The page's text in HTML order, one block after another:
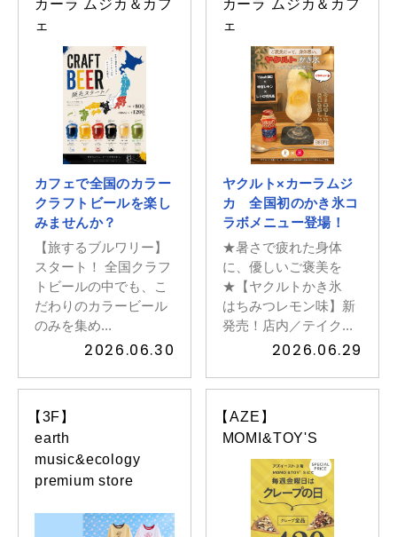
カーラ ムジカ＆カフ
ェ
カフェで全国のカラー
クラフトビールを楽し
みませんか？
【旅するブルワリー】
スタート！ 全国クラフ
トビールの中でも、こ
だわりのカラービール
のみを集め...
2026.06.30
カーラ ムジカ＆カフ
ェ
ヤクルト×カーラムジ
カ 全国初のかき氷コ
ラボメニュー登場！
★暑さで疲れた身体
に、優しいご褒美を
★【ヤクルトかき氷
はちみつレモン味】新
発売！店内／テイク...
2026.06.29
【3F】
earth
music&ecology
premium store
【AZE】
MOMI&TOY'S